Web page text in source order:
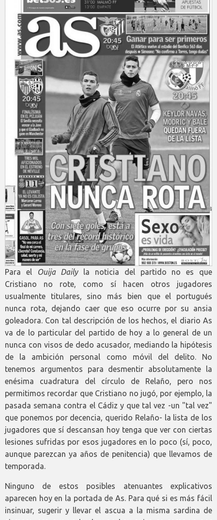
Para el Ouija Dailyla noticia del partido no es que
Cristiano no rote, como sí hacen otros jugadores
usualmente titulares, sino más bien que el portugués
nunca rota, dejando caer que eso ocurre por su ansia
goleadora. Con tal descripción de los hechos, el diario As
va de lo particular del partido de hoy a lo general de un
nunca con visos de dedo acusador, mediando la hipótesis
de la ambición personal como móvil del delito. No
tenemos argumentos para desmentir absolutamente la
enésima cuadratura del círculo de Relaño, pero nos
permitimos recordar que Cristiano no jugó, por ejemplo, la
pasada semana contra el Cádiz y que tal vez -un "tal vez"
que ponemos por decencia, querido Relaño- la lista de los
jugadores que sí descansan hoy tenga que ver con ciertas
lesiones sufridas por esos jugadores en lo poco (sí, poco,
aunque parezcan ya años de penitencia) que llevamos de
temporada.
Ninguno de estos posibles atenuantes explicativos
aparecen hoy en la portada de As. Para qué si es más fácil
insinuar, sugerir y llevar el ascua a la misma sardina de